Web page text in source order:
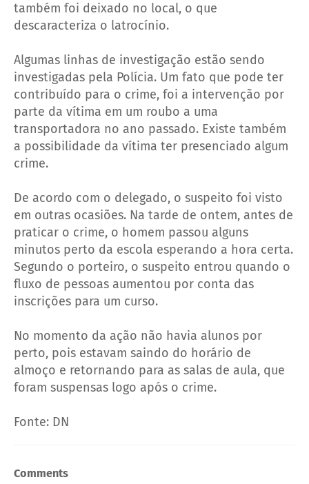
também foi deixado no local, o que
descaracteriza o latrocínio.
Algumas linhas de investigação estão sendo
investigadas pela Polícia. Um fato que pode ter
contribuído para o crime, foi a intervenção por
parte da vítima em um roubo a uma
transportadora no ano passado. Existe também
a possibilidade da vítima ter presenciado algum
crime.
De acordo com o delegado, o suspeito foi visto
em outras ocasiões. Na tarde de ontem, antes de
praticar o crime, o homem passou alguns
minutos perto da escola esperando a hora certa.
Segundo o porteiro, o suspeito entrou quando o
fluxo de pessoas aumentou por conta das
inscrições para um curso.
No momento da ação não havia alunos por
perto, pois estavam saindo do horário de
almoço e retornando para as salas de aula, que
foram suspensas logo após o crime.
Fonte: DN
Comments